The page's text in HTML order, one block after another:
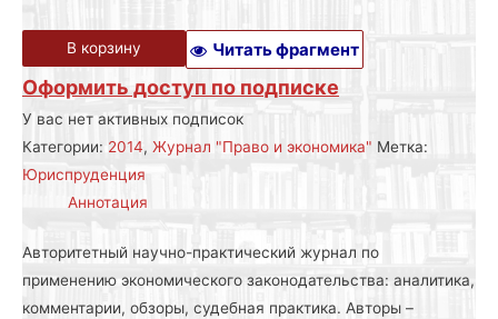
В корзину Читать фрагмент
Оформить доступ по подписке
У вас нет активных подписок
Категории: 2014, Журнал "Право и экономика" Метка:
Юриспруденция
Аннотация
Авторитетный научно-практический журнал по
применению экономического законодательства: аналитика,
комментарии, обзоры, судебная практика. Авторы –